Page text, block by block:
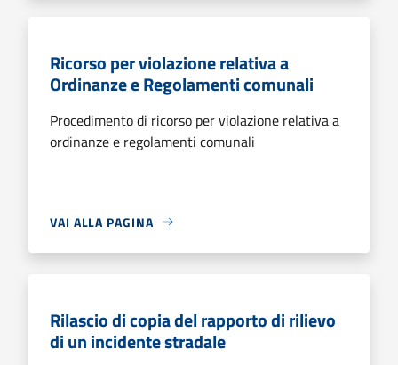
Ricorso per violazione relativa a
Ordinanze e Regolamenti comunali
Procedimento di ricorso per violazione relativa a
ordinanze e regolamenti comunali
VAI ALLA PAGINA
Rilascio di copia del rapporto di rilievo
di un incidente stradale